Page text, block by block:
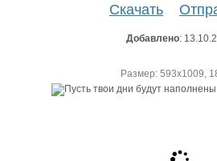
Скачать
Добавлено:
Размер: 593х1009,